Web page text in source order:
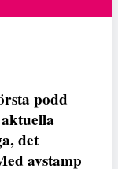
podd
det
avstamp